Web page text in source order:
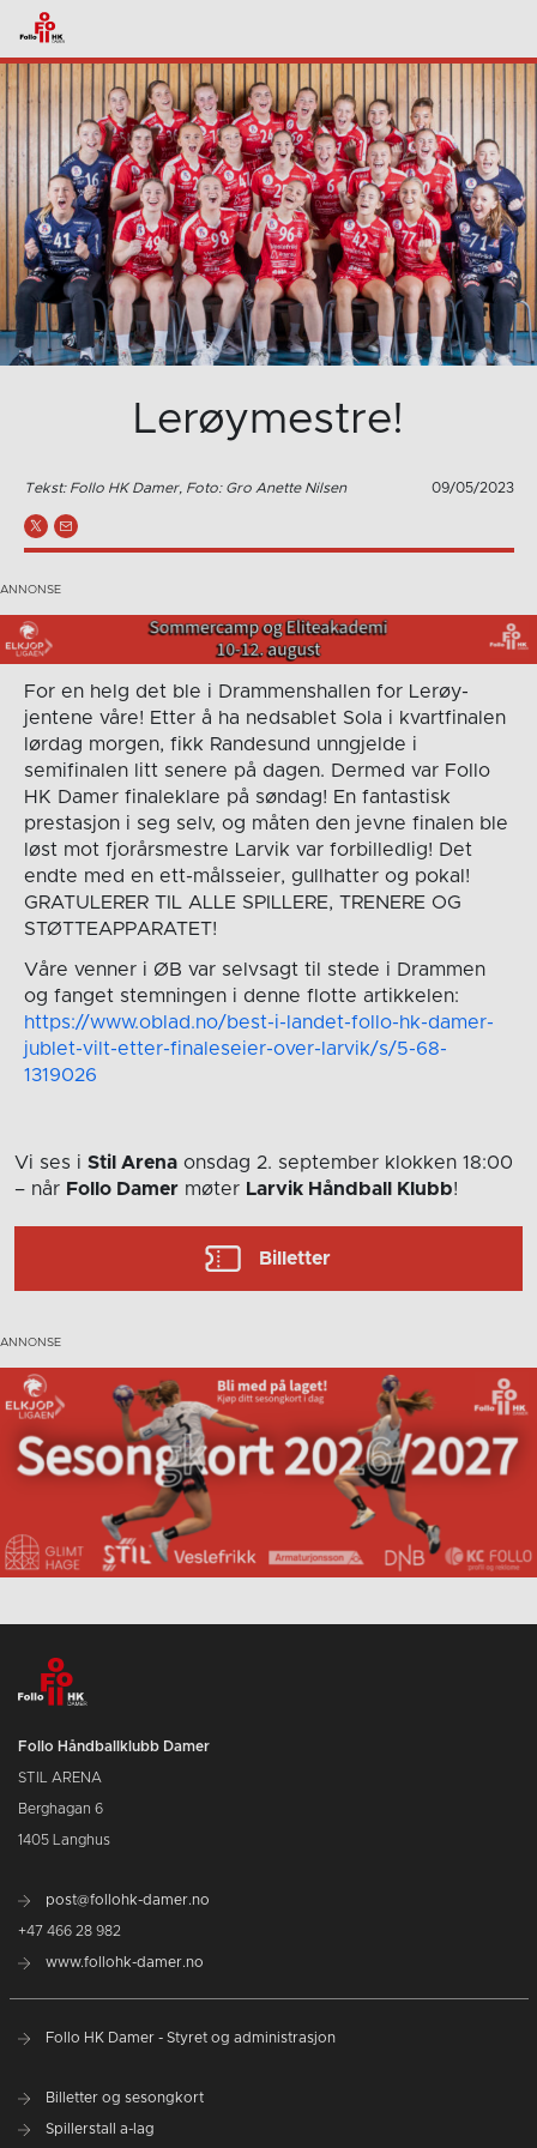
Lerøymestre!
Tekst: Follo HK Damer, Foto: Gro Anette Nilsen 09/05/2023
For en helg det ble i Drammenshallen for Lerøy-
jentene våre! Etter å ha nedsablet Sola i kvartfinalen
lørdag morgen, fikk Randesund unngjelde i
semifinalen litt senere på dagen. Dermed var Follo
HK Damer finaleklare på søndag! En fantastisk
prestasjon i seg selv, og måten den jevne finalen ble
løst mot fjorårsmestre Larvik var forbilledlig! Det
endte med en ett-målsseier, gullhatter og pokal!
GRATULERER TIL ALLE SPILLERE, TRENERE OG
STØTTEAPPARATET!
Våre venner i ØB var selvsagt til stede i Drammen
og fanget stemningen i denne flotte artikkelen:
https://www.oblad.no/best-i-landet-follo-hk-damer-
jublet-vilt-etter-finaleseier-over-larvik/s/5-68-
1319026
Vi ses i Stil Arena onsdag 2. september klokken 18:00
– når Follo Damer møter Larvik Håndball Klubb!
Billetter
Follo Håndballklubb Damer
STIL ARENA
Berghagan 6
1405 Langhus
post@follohk-damer.no
+47 466 28 982
www.follohk-damer.no
Follo HK Damer - Styret og administrasjon
Billetter og sesongkort
Spillerstall a-lag